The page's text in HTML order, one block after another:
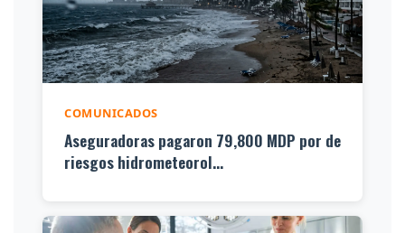
COMUNICADOS
Aseguradoras pagaron 79,800 MDP por de
riesgos hidrometeorol...